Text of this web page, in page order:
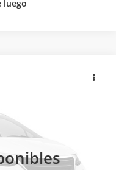
luego
SEDAN
para Obtener el Precio